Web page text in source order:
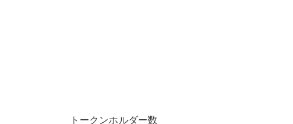
トークンホルダー数